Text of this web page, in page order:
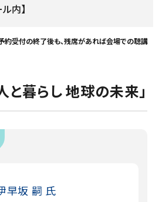
内】
約受付の終了後も、残席があれば会場での聴講
と暮らし 地球の未来」
早坂 嗣 氏